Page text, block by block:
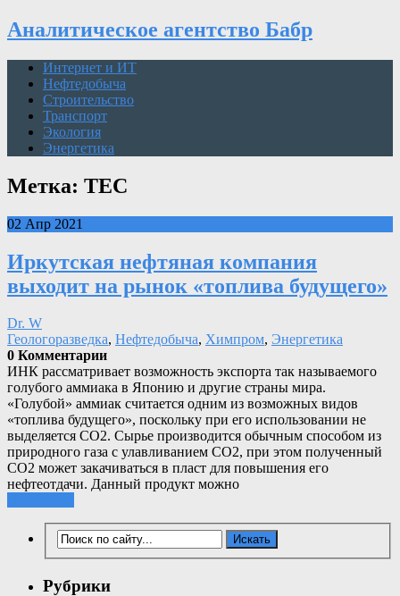
Аналитическое агентство Бабр
Интернет и ИТ
Нефтедобыча
Строительство
Транспорт
Экология
Энергетика
Метка: TEC
02 Апр 2021
Иркутская нефтяная компания
выходит на рынок «топлива будущего»
Dr. W
Геологоразведка, Нефтедобыча, Химпром, Энергетика
0 Комментарии
ИНК рассматривает возможность экспорта так называемого
голубого аммиака в Японию и другие страны мира.
«Голубой» аммиак считается одним из возможных видов
«топлива будущего», поскольку при его использовании не
выделяется СО2. Сырье производится обычным способом из
природного газа с улавливанием СО2, при этом полученный
СО2 может закачиваться в пласт для повышения его
нефтеотдачи. Данный продукт можно
Рубрики